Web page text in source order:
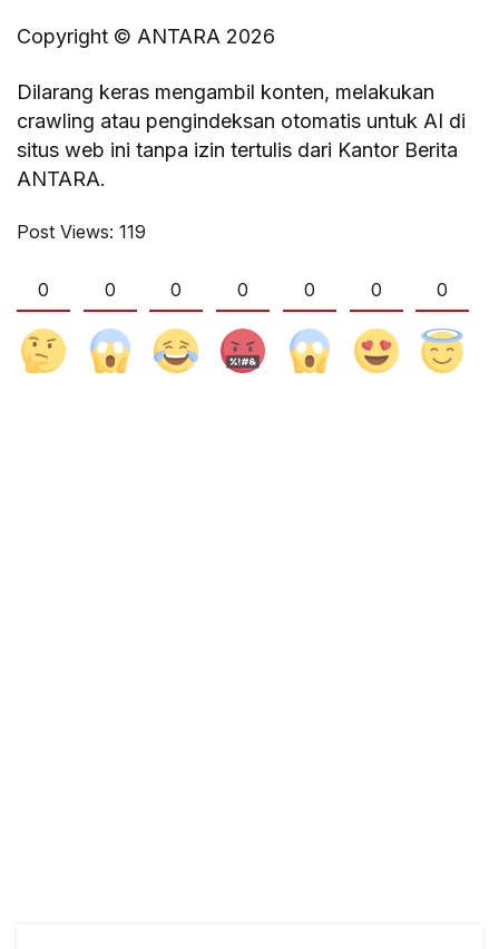
Copyright © ANTARA 2026
Dilarang keras mengambil konten, melakukan
crawling atau pengindeksan otomatis untuk AI di
situs web ini tanpa izin tertulis dari Kantor Berita
ANTARA.
Post Views: 119
0 0 0 0 0 0 0